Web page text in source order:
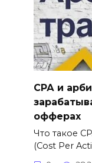
СРА и
офферах
Что такое
(Cost Per